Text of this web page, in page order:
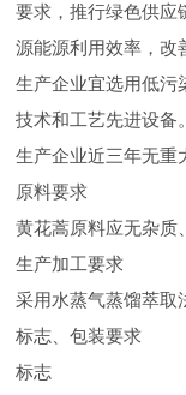
要求，推行绿色供应
源能源利用效率，改
生产企业宜选用低污
技术和工艺先进设备。
生产企业近三年无重
原料要求
黄花蒿原料应无杂质
生产加工要求
采用水蒸气蒸馏萃取
标志、包装要求
标志